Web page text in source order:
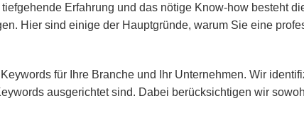
Erfahrung und das nötige Know-how besteht
Hier sind einige der Hauptgründe, warum Sie eine
für Ihre Branche und Ihr Unternehmen. Wir
ausgerichtet sind. Dabei berücksichtigen wir